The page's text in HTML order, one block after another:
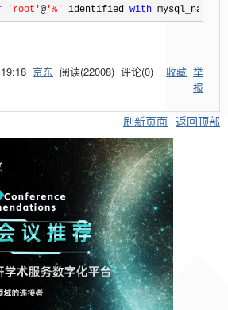
' root '@ '%' identified with
京东 阅读(22008) 评论(0) 收藏 举
报
刷新页面 返回顶部